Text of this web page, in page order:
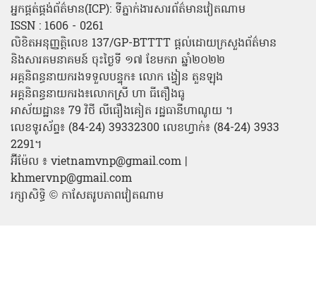
អ្នកផ្គត់ផ្គង់ព័ត៌មាន(ICP): ទីភ្នាក់ងារសារព័ត៌មានវៀតណាម
ISSN : 1606 - 0261
លិខិតអនុញ្ញត្តិលេខ 137/GP-BTTTT ផ្តល់ដោយក្រសួងព័ត៌មាន
និងសារគមនាគមន៍ ចុះថ្ងៃទី ១៧ ខែមករា ឆ្នាំ២០២២
អគ្គនិពន្ធនាយករងទទួលបន្ទុក៖ លោក ង្វៀន តួនឡុង
អគ្គនិពន្ធនាយករង៖លោកស្រី ហា ធីតឿងធូ
អាស័យដ្ឋាន៖ 79 វិថី លីធឿងគៀត រដ្ឋធានីហាណូយ ។
លេខទូរស័ព្ទ៖ (84-24) 39332300 លេខហ្វាក់៖ (84-24) 3933
2291។
អ៊ីម៉ែល ៖ vietnamvnp@gmail.com |
khmervnp@gmail.com
រក្សាសិទ្ធិ © កាសែតរូបភាពវៀតណាម